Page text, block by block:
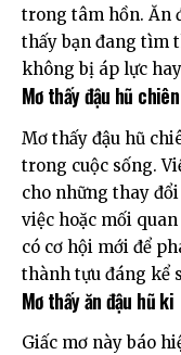
trong tâm hồn. Ăn
thấy bạn đang tìm
không bị áp lực
Mơ thấy đậu hũ chiên
Mơ thấy đậu hũ
trong cuộc sống.
cho những thay
việc hoặc mối
có cơ hội mới để
thành tựu đáng kể
Mơ thấy ăn đậu hũ ki
Giấc mơ này báo